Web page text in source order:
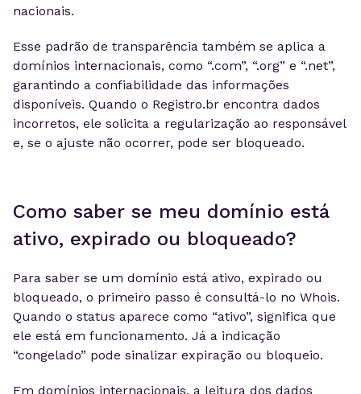
nacionais.
Esse padrão de transparência também se aplica a
domínios internacionais, como “.com”, “.org” e “.net”,
garantindo a confiabilidade das informações
disponíveis. Quando o Registro.br encontra dados
incorretos, ele solicita a regularização ao responsável
e, se o ajuste não ocorrer, pode ser bloqueado.
Como saber se meu domínio está
ativo, expirado ou bloqueado?
Para saber se um domínio está ativo, expirado ou
bloqueado, o primeiro passo é consultá-lo no Whois.
Quando o status aparece como “ativo”, significa que
ele está em funcionamento. Já a indicação
“congelado” pode sinalizar expiração ou bloqueio.
Em domínios internacionais, a leitura dos dados